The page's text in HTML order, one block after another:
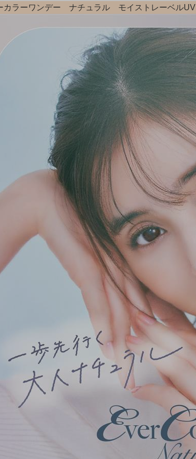
カラーワンデー ナチュラル モイストレーベルUV